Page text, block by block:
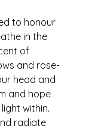
to honour
in the
of
and rose-
head and
and hope
within.
radiate